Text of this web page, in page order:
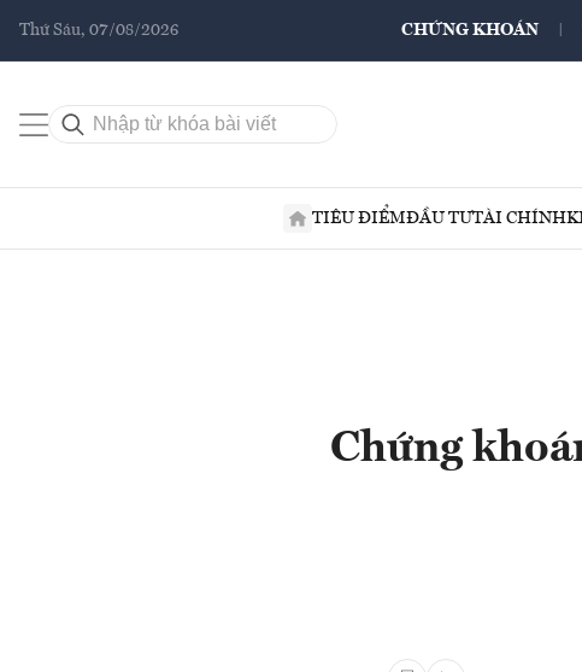
Thứ Sáu, 07/08/2026 CHỨNG KHOÁN
TIÊU ĐIỂMĐẦU TƯTÀI CHÍNH
Chứng